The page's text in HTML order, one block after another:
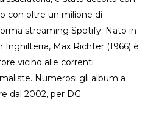
con oltre un milione di
streaming Spotify. Nato in
Inghilterra, Max Richter (1966) è
vicino alle correnti
Numerosi gli album a
dal 2002, per DG.